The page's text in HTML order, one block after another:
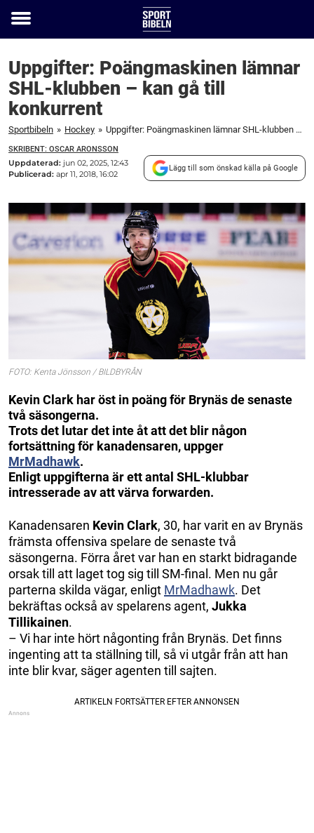
Toggle
Uppgifter: Poängmaskinen lämnar
SHL-klubben – kan gå till
konkurrent
Sportbibeln » Hockey » Uppgifter: Poängmaskinen lämnar SHL-klubben – kan gå till konkurrent
SKRIBENT: OSCAR ARONSSON
Uppdaterad: jun 02, 2025, 12:43
Publicerad: apr 11, 2018, 16:02
Lägg till som önskad källa på Google
FOTO: Kenta Jönsson / BILDBYRÅN
Kevin Clark har öst in poäng för Brynäs de senaste
två säsongerna.
Trots det lutar det inte åt att det blir någon
fortsättning för kanadensaren, uppger
MrMadhawk.
Enligt uppgifterna är ett antal SHL-klubbar
intresserade av att värva forwarden.
Kanadensaren Kevin Clark, 30, har varit en av Brynäs
främsta offensiva spelare de senaste två
säsongerna. Förra året var han en starkt bidragande
orsak till att laget tog sig till SM-final. Men nu går
parterna skilda vägar, enligt MrMadhawk. Det
bekräftas också av spelarens agent, Jukka
Tillikainen.
– Vi har inte hört någonting från Brynäs. Det finns
ingenting att ta ställning till, så vi utgår från att han
inte blir kvar, säger agenten till sajten.